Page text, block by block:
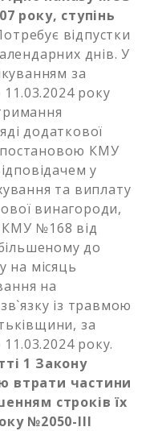
року, ступінь
відпустки
днів. У
за
року
додаткової
постановою КМУ
у
та виплату
винагороди,
КМУ №168 від
до
на місяць
на
із травмою
за
року.
1 Закону
втрати частини
строків їх
№2050-III